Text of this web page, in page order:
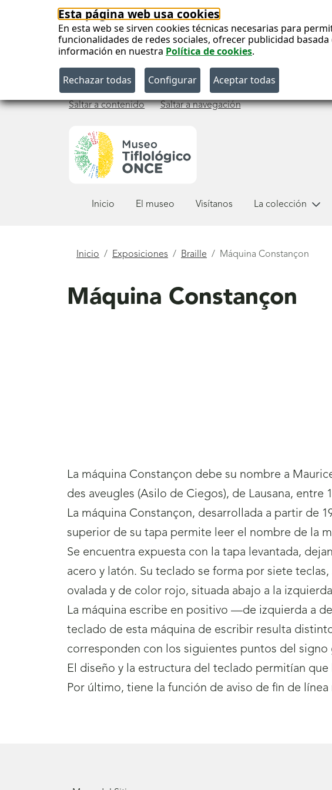
Esta página web usa cookies
En esta web se sirven cookies técnicas necesarias para
funcionalidades de redes sociales, ofrecer publicidad
información en nuestra Política de cookies.
Saltar a contenido Saltar a navegación
Inicio El museo Visítanos La colección
Está
Inicio Exposiciones Braille Máquina Constançon
Máquina Constançon
La máquina Constançon debe su nombre a
des aveugles (Asilo de Ciegos), de Lausana, entre
La máquina Constançon, desarrollada a partir de
superior de su tapa permite leer el nombre de la
Se encuentra expuesta con la tapa levantada,
acero y latón. Su teclado se forma por siete
ovalada y de color rojo, situada abajo a la
La máquina escribe en positivo —de izquierda a
teclado de esta máquina de escribir resulta
corresponden con los siguientes puntos del
El diseño y la estructura del teclado permitían
Por último, tiene la función de aviso de fin de